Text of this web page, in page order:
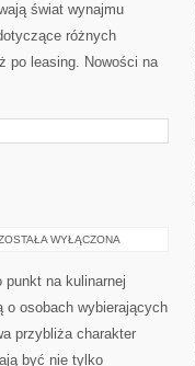
świat wynajmu
różnych
po leasing. Nowości na
WYŁĄCZONA
na kulinarnej
o osobach wybierających
przybliża charakter
być nie tylko